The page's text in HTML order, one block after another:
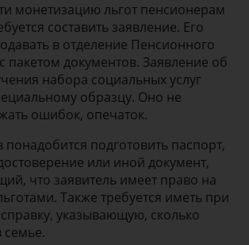
монетизацию льгот пенсионерам
составить заявление. Его
в отделение Пенсионного
пакетом документов. Заявление об
набора социальных услуг
образцу. Оно не
ошибок, опечаток.
понадобится подготовить паспорт,
или иной документ,
что заявитель имеет право на
Также требуется иметь при
указывающую, сколько
семье.